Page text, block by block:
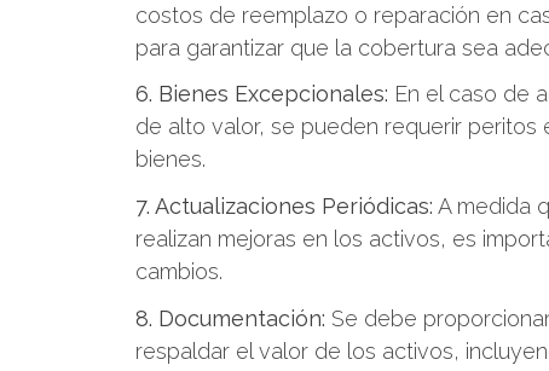
costos de reemplazo o reparación en
para garantizar que la cobertura sea
6. Bienes Excepcionales: En el caso de
de alto valor, se pueden requerir
bienes.
7. Actualizaciones Periódicas: A medida
realizan mejoras en los activos, es
cambios.
8. Documentación: Se debe
respaldar el valor de los activos,